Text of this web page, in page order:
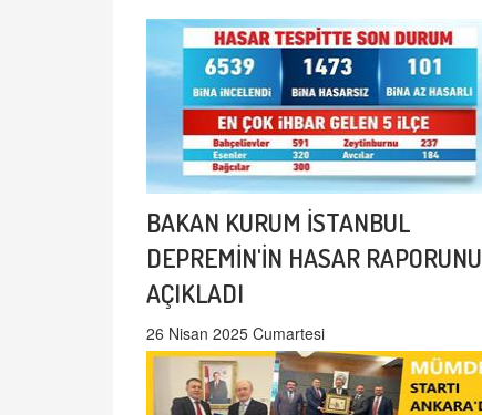
BAKAN KURUM İSTANBUL
DEPREMİN'İN HASAR RAPORUNU
AÇIKLADI
26 Nisan 2025 Cumartesi